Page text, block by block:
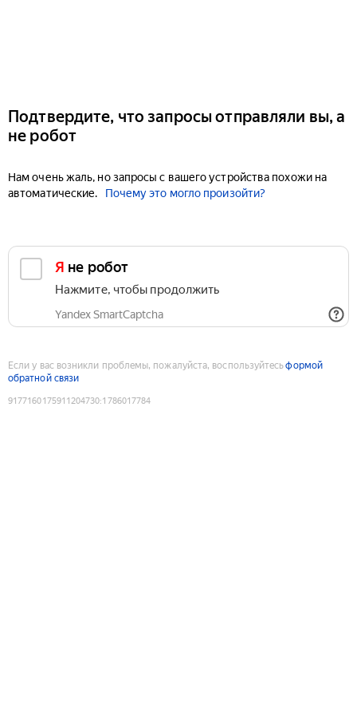
Подтвердите, что запросы отправляли вы, а
не робот
Нам очень жаль, но запросы с вашего устройства похожи на
автоматические.
Почему это могло произойти?
Я не робот
Нажмите, чтобы продолжить
Yandex SmartCaptcha
Если у вас возникли проблемы, пожалуйста, воспользуйтесьформой
обратной связи
9177160175911204730:1786017784